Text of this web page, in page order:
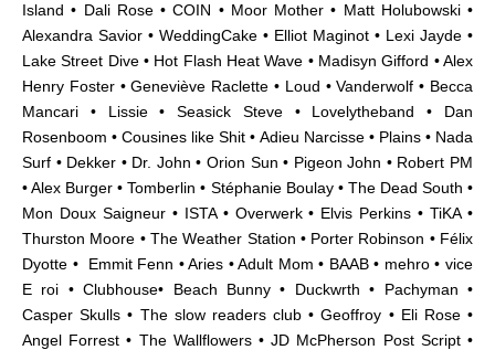
Island • Dali Rose •COIN • Moor Mother • Matt Holubowski •
Alexandra Savior • WeddingCake • Elliot Maginot • Lexi Jayde •
Lake Street Dive • Hot Flash Heat Wave • Madisyn Gifford • Alex
Henry Foster • Geneviève Raclette • Loud • Vanderwolf • Becca
Mancari • Lissie • Seasick Steve • Lovelytheband • Dan
Rosenboom • Cousines like Shit • Adieu Narcisse • Plains • Nada
Surf • Dekker • Dr. John • Orion Sun • Pigeon John • Robert PM
• Alex Burger • Tomberlin • Stéphanie Boulay • The Dead South •
Mon Doux Saigneur • ISTA • Overwerk • Elvis Perkins • TiKA •
Thurston Moore • The Weather Station • Porter Robinson • Félix
Dyotte • Emmit Fenn • Aries • Adult Mom • BAAB • mehro • vice
E roi • Clubhouse• Beach Bunny • Duckwrth • Pachyman •
Casper Skulls• The slow readers club • Geoffroy • Eli Rose •
Angel Forrest • The Wallflowers • JD McPherson Post Script •